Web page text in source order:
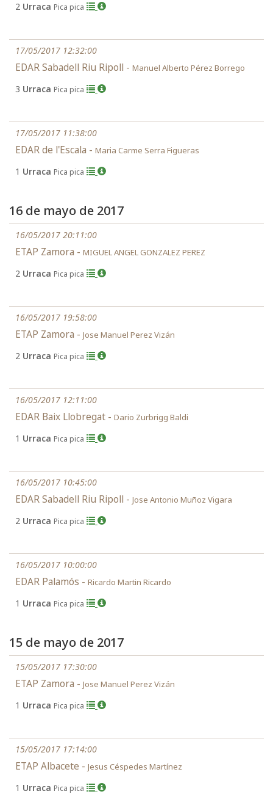
2 Urraca Pica pica
17/05/2017 12:32:00
EDAR Sabadell Riu Ripoll - Manuel Alberto Pérez Borrego
3 Urraca Pica pica
17/05/2017 11:38:00
EDAR de l'Escala - Maria Carme Serra Figueras
1 Urraca Pica pica
16 de mayo de 2017
16/05/2017 20:11:00
ETAP Zamora - MIGUEL ANGEL GONZALEZ PEREZ
2 Urraca Pica pica
16/05/2017 19:58:00
ETAP Zamora - Jose Manuel Perez Vizán
2 Urraca Pica pica
16/05/2017 12:11:00
EDAR Baix Llobregat - Dario Zurbrigg Baldi
1 Urraca Pica pica
16/05/2017 10:45:00
EDAR Sabadell Riu Ripoll - Jose Antonio Muñoz Vigara
2 Urraca Pica pica
16/05/2017 10:00:00
EDAR Palamós - Ricardo Martin Ricardo
1 Urraca Pica pica
15 de mayo de 2017
15/05/2017 17:30:00
ETAP Zamora - Jose Manuel Perez Vizán
1 Urraca Pica pica
15/05/2017 17:14:00
ETAP Albacete - Jesus Céspedes Martínez
1 Urraca Pica pica